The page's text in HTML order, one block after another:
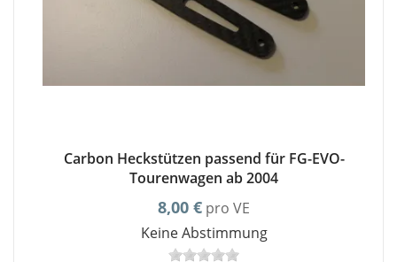
Carbon Heckstützen passend für FG-EVO-
Tourenwagen ab 2004
8,00 € pro VE
Keine Abstimmung